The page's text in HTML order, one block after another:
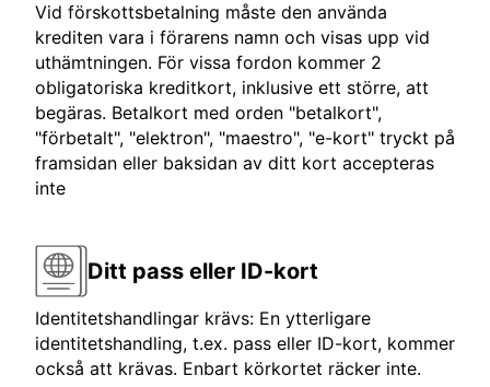
Vid förskottsbetalning måste den använda
krediten vara i förarens namn och visas upp vid
uthämtningen. För vissa fordon kommer 2
obligatoriska kreditkort, inklusive ett större, att
begäras. Betalkort med orden "betalkort",
"förbetalt", "elektron", "maestro", "e-kort" tryckt på
framsidan eller baksidan av ditt kort accepteras
inte
Ditt pass eller ID-kort
Identitetshandlingar krävs: En ytterligare
identitetshandling, t.ex. pass eller ID-kort, kommer
också att krävas. Enbart körkortet räcker inte.